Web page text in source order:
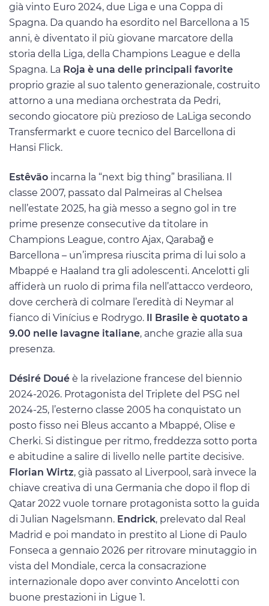
già vinto Euro 2024, due Liga e una Coppa di
Spagna. Da quando ha esordito nel Barcellona a 15
anni, è diventato il più giovane marcatore della
storia della Liga, della Champions League e della
Spagna. La Roja è una delle principali favorite
proprio grazie al suo talento generazionale, costruito
attorno a una mediana orchestrata da Pedri,
secondo giocatore più prezioso de LaLiga secondo
Transfermarkt e cuore tecnico del Barcellona di
Hansi Flick.
Estêvão incarna la “next big thing” brasiliana. Il
classe 2007, passato dal Palmeiras al Chelsea
nell’estate 2025, ha già messo a segno gol in tre
prime presenze consecutive da titolare in
Champions League, contro Ajax, Qarabağ e
Barcellona – un’impresa riuscita prima di lui solo a
Mbappé e Haaland tra gli adolescenti. Ancelotti gli
affiderà un ruolo di prima fila nell’attacco verdeoro,
dove cercherà di colmare l’eredità di Neymar al
fianco di Vinícius e Rodrygo.
Il Brasile è quotato a
9.00 nelle lavagne italiane, anche grazie alla sua
presenza.
Désiré Doué è la rivelazione francese del biennio
2024-2026. Protagonista del Triplete del PSG nel
2024-25, l’esterno classe 2005 ha conquistato un
posto fisso nei Bleus accanto a Mbappé, Olise e
Cherki. Si distingue per ritmo, freddezza sotto porta
e abitudine a salire di livello nelle partite decisive.
Florian Wirtz, già passato al Liverpool, sarà invece la
chiave creativa di una Germania che dopo il flop di
Qatar 2022 vuole tornare protagonista sotto la guida
di Julian Nagelsmann. Endrick, prelevato dal Real
Madrid e poi mandato in prestito al Lione di Paulo
Fonseca a gennaio 2026 per ritrovare minutaggio in
vista del Mondiale, cerca la consacrazione
internazionale dopo aver convinto Ancelotti con
buone prestazioni in Ligue 1.